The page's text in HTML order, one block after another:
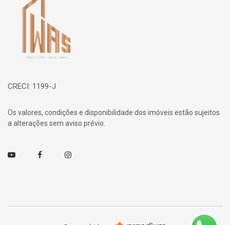
CRECI: 1199-J
Os valores, condições e disponibilidade dos imóveis estão sujeitos
a alterações sem aviso prévio.
Youtube FacebookInstagram